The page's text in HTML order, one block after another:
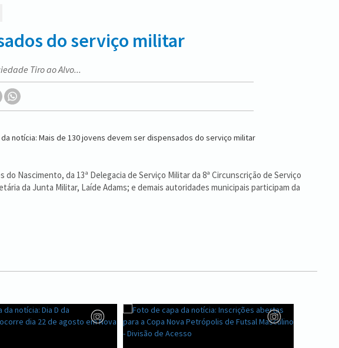
do serviço militar
Tiro ao Alvo...
Nascimento, da 13ª Delegacia de Serviço Militar da 8ª Circunscrição de Serviço
da Junta Militar, Laíde Adams; e demais autoridades municipais participam da